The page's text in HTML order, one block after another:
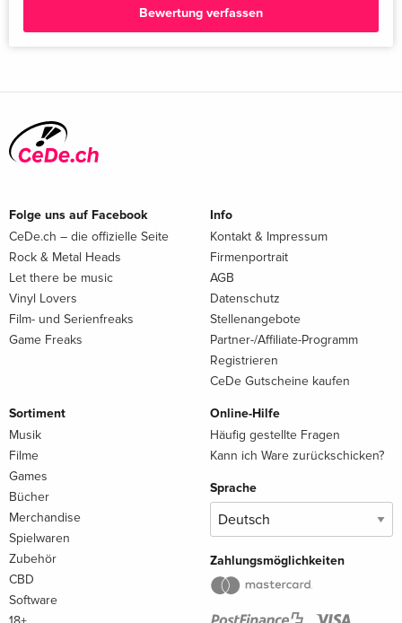
Bewertung verfassen
Folge uns auf Facebook
CeDe.ch – die offizielle Seite
Rock & Metal Heads
Let there be music
Vinyl Lovers
Film- und Serienfreaks
Game Freaks
Info
Kontakt & Impressum
Firmenportrait
AGB
Datenschutz
Stellenangebote
Partner-/Affiliate-Programm
Registrieren
CeDe Gutscheine kaufen
Sortiment
Musik
Filme
Games
Bücher
Merchandise
Spielwaren
Zubehör
CBD
Software
Online-Hilfe
Häufig gestellte Fragen
Kann ich Ware zurückschicken?
Sprache
Zahlungsmöglichkeiten